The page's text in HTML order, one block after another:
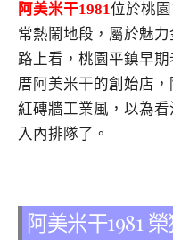
阿美米干1981位於桃
常熱鬧地段，屬於魅
路上看，桃園平鎮早
厝阿美米干的創始店
紅磚牆工業風，以為
入內排隊了。
阿美米干1981